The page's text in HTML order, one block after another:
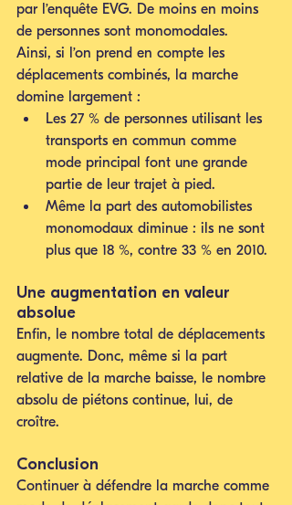
par l’enquête EVG. De moins en moins
de personnes sont monomodales.
Ainsi, si l’on prend en compte les
déplacements combinés, la marche
domine largement :
Les 27 % de personnes utilisant les
transports en commun comme
mode principal font une grande
partie de leur trajet à pied.
Même la part des automobilistes
monomodaux diminue : ils ne sont
plus que 18 %, contre 33 % en 2010.
Une augmentation en valeur
absolue
Enfin, le nombre total de déplacements
augmente. Donc, même si la part
relative de la marche baisse, le nombre
absolu de piétons continue, lui, de
croître.
Conclusion
Continuer à défendre la marche comme